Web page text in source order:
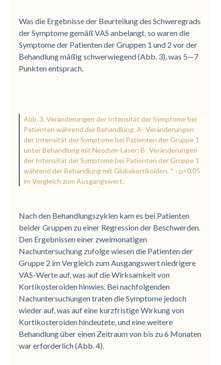
Was die Ergebnisse der Beurteilung des Schweregrads
der Symptome gemäß VAS anbelangt, so waren die
Symptome der Patienten der Gruppen 1 und 2 vor der
Behandlung mäßig schwerwiegend (Abb. 3), was 5—7
Punkten entsprach.
Abb. 3. Veränderungen der Intensität der Symptome bei
Patienten während der Behandlung. A- Veränderungen
der Intensität der Symptome bei Patienten der Gruppe 1
unter Behandlung mit Neodym-Laser; B- Veränderungen
der Intensität der Symptome bei Patienten der Gruppe 1
während der Behandlung mit Glukokortikoiden. * - p<0,05
im Vergleich zum Ausgangswert.
Nach den Behandlungszyklen kam es bei Patienten
beider Gruppen zu einer Regression der Beschwerden.
Den Ergebnissen einer zweimonatigen
Nachuntersuchung zufolge wiesen die Patienten der
Gruppe 2 im Vergleich zum Ausgangswert niedrigere
VAS-Werte auf, was auf die Wirksamkeit von
Kortikosteroiden hinwies. Bei nachfolgenden
Nachuntersuchungen traten die Symptome jedoch
wieder auf, was auf eine kurzfristige Wirkung von
Kortikosteroiden hindeutete, und eine weitere
Behandlung über einen Zeitraum von bis zu 6 Monaten
war erforderlich (Abb. 4).